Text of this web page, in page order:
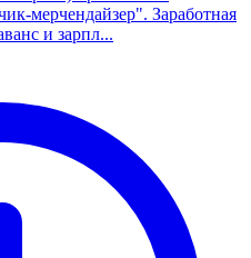
мepчeндайзер". Зapaбoтнaя
и заpпл...